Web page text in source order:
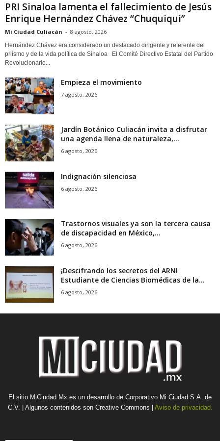
PRI Sinaloa lamenta el fallecimiento de Jesús
Enrique Hernández Chávez “Chuquiqui”
Mi Ciudad Culiacán - 8 agosto, 2026
Hernández Chávez era considerado un destacado dirigente y referente del
priismo y de la vida política de Sinaloa El Comité Directivo Estatal del Partido
Revolucionario...
Empieza el movimiento
7 agosto, 2026
Jardín Botánico Culiacán invita a disfrutar
una agenda llena de naturaleza,...
6 agosto, 2026
Indignación silenciosa
6 agosto, 2026
Trastornos visuales ya son la tercera causa
de discapacidad en México,...
6 agosto, 2026
¡Descifrando los secretos del ARN!
Estudiante de Ciencias Biomédicas de la...
6 agosto, 2026
El sitio MiCiudad.Mx es un desarrollo de Corporativo Mi Ciudad S.A. de
C.V. | Algunos contenidos son Creative Commons | Aviso de privacidad.